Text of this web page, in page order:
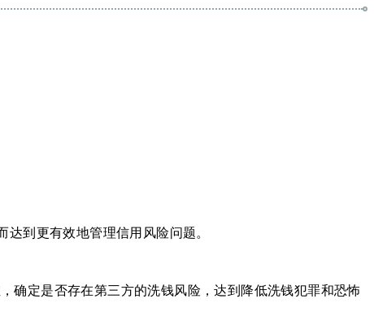
到更有效地管理信用风险问题。
确定是否存在第三方的洗钱风险，达到降低洗钱犯罪和恐怖